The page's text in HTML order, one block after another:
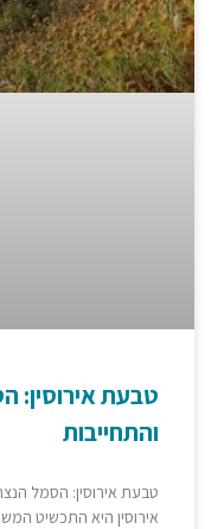
טבעת אירוסין:
והתחייבות
טבעת אירוסין: הסמל
אירוסין היא התכשיט